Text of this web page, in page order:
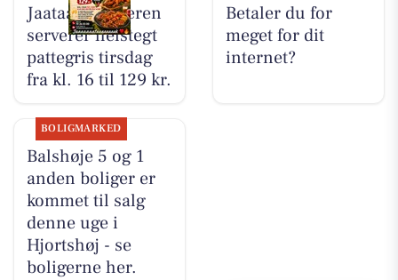
Jaataak Slagteren
serverer helstegt
pattegris tirsdag
fra kl. 16 til 129 kr.
Betaler du for
meget for dit
internet?
BOLIGMARKED
Balshøje 5 og 1
anden boliger er
kommet til salg
denne uge i
Hjortshøj - se
boligerne her.